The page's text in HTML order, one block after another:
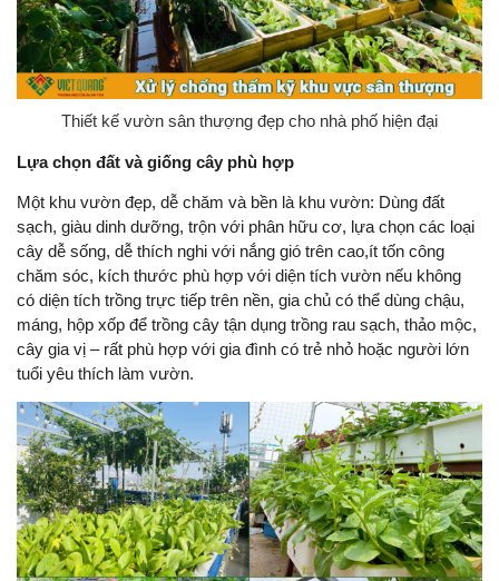
Thiết kế vườn sân thượng đẹp cho nhà phố hiện đại
Lựa chọn đất và giống cây phù hợp
Một khu vườn đẹp, dễ chăm và bền là khu vườn: Dùng đất
sạch, giàu dinh dưỡng, trộn với phân hữu cơ, lựa chọn các loại
cây dễ sống, dễ thích nghi với nắng gió trên cao,ít tốn công
chăm sóc, kích thước phù hợp với diện tích vườn nếu không
có diện tích trồng trực tiếp trên nền, gia chủ có thể dùng chậu,
máng, hộp xốp để trồng cây tận dụng trồng rau sạch, thảo mộc,
cây gia vị – rất phù hợp với gia đình có trẻ nhỏ hoặc người lớn
tuổi yêu thích làm vườn.